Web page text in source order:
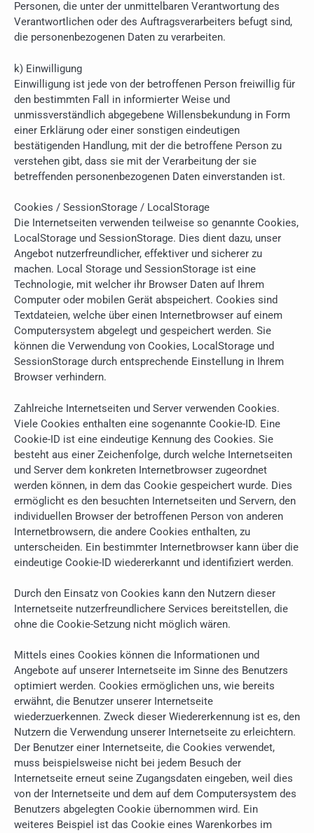
Personen, die unter der unmittelbaren Verantwortung des
Verantwortlichen oder des Auftragsverarbeiters befugt sind,
die personenbezogenen Daten zu verarbeiten.
k) Einwilligung
Einwilligung ist jede von der betroffenen Person freiwillig für
den bestimmten Fall in informierter Weise und
unmissverständlich abgegebene Willensbekundung in Form
einer Erklärung oder einer sonstigen eindeutigen
bestätigenden Handlung, mit der die betroffene Person zu
verstehen gibt, dass sie mit der Verarbeitung der sie
betreffenden personenbezogenen Daten einverstanden ist.
Cookies / SessionStorage / LocalStorage
Die Internetseiten verwenden teilweise so genannte Cookies,
LocalStorage und SessionStorage. Dies dient dazu, unser
Angebot nutzerfreundlicher, effektiver und sicherer zu
machen. Local Storage und SessionStorage ist eine
Technologie, mit welcher ihr Browser Daten auf Ihrem
Computer oder mobilen Gerät abspeichert. Cookies sind
Textdateien, welche über einen Internetbrowser auf einem
Computersystem abgelegt und gespeichert werden. Sie
können die Verwendung von Cookies, LocalStorage und
SessionStorage durch entsprechende Einstellung in Ihrem
Browser verhindern.
Zahlreiche Internetseiten und Server verwenden Cookies.
Viele Cookies enthalten eine sogenannte Cookie-ID. Eine
Cookie-ID ist eine eindeutige Kennung des Cookies. Sie
besteht aus einer Zeichenfolge, durch welche Internetseiten
und Server dem konkreten Internetbrowser zugeordnet
werden können, in dem das Cookie gespeichert wurde. Dies
ermöglicht es den besuchten Internetseiten und Servern, den
individuellen Browser der betroffenen Person von anderen
Internetbrowsern, die andere Cookies enthalten, zu
unterscheiden. Ein bestimmter Internetbrowser kann über die
eindeutige Cookie-ID wiedererkannt und identifiziert werden.
Durch den Einsatz von Cookies kann den Nutzern dieser
Internetseite nutzerfreundlichere Services bereitstellen, die
ohne die Cookie-Setzung nicht möglich wären.
Mittels eines Cookies können die Informationen und
Angebote auf unserer Internetseite im Sinne des Benutzers
optimiert werden. Cookies ermöglichen uns, wie bereits
erwähnt, die Benutzer unserer Internetseite
wiederzuerkennen. Zweck dieser Wiedererkennung ist es, den
Nutzern die Verwendung unserer Internetseite zu erleichtern.
Der Benutzer einer Internetseite, die Cookies verwendet,
muss beispielsweise nicht bei jedem Besuch der
Internetseite erneut seine Zugangsdaten eingeben, weil dies
von der Internetseite und dem auf dem Computersystem des
Benutzers abgelegten Cookie übernommen wird. Ein
weiteres Beispiel ist das Cookie eines Warenkorbes im